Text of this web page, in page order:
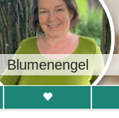
Blumenengel